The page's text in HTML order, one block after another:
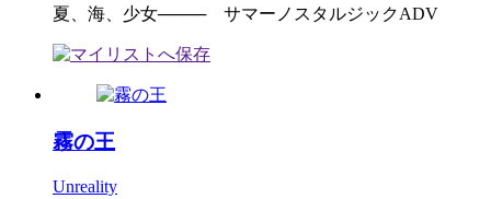
夏、海、少女──── サマーノスタルジックADV
霧の王
Unreality